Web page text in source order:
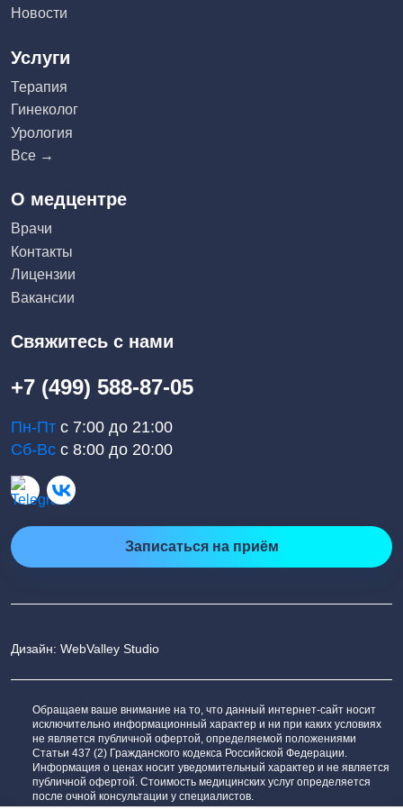
Новости
Услуги
Терапия
Гинеколог
Урология
Все →
О медцентре
Врачи
Контакты
Лицензии
Вакансии
Свяжитесь с нами
+7 (499) 588-87-05
Пн-Пт с 7:00 до 21:00
Сб-Вс с 8:00 до 20:00
Записаться на приём
Дизайн: WebValley Studio
Обращаем ваше внимание на то, что данный интернет-сайт носит
исключительно информационный характер и ни при каких условиях
не является публичной офертой, определяемой положениями
Статьи 437 (2) Гражданского кодекса Российской Федерации.
Информация о ценах носит уведомительный характер и не является
публичной офертой. Стоимость медицинских услуг определяется
после очной консультации у специалистов.